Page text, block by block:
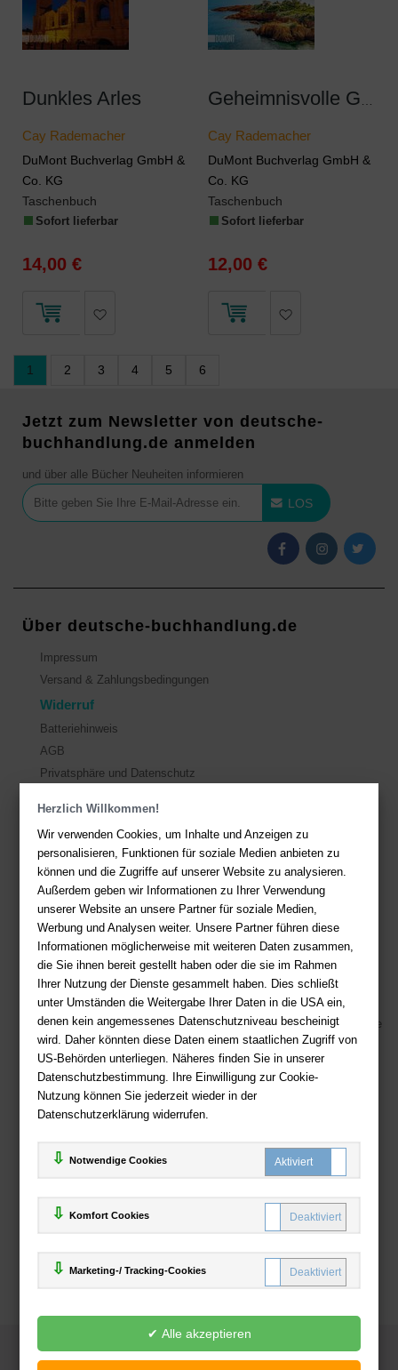
Herzlich Willkommen!
Wir verwenden Cookies, um Inhalte und Anzeigen zu
personalisieren, Funktionen für soziale Medien anbieten zu
können und die Zugriffe auf unserer Website zu analysieren.
Außerdem geben wir Informationen zu Ihrer Verwendung
unserer Website an unsere Partner für soziale Medien,
Werbung und Analysen weiter. Unsere Partner führen diese
Informationen möglicherweise mit weiteren Daten zusammen,
die Sie ihnen bereit gestellt haben oder die sie im Rahmen
Ihrer Nutzung der Dienste gesammelt haben. Dies schließt
unter Umständen die Weitergabe Ihrer Daten in die USA ein,
denen kein angemessenes Datenschutzniveau bescheinigt
wird. Daher könnten diese Daten einem staatlichen Zugriff von
US-Behörden unterliegen. Näheres finden Sie in unserer
Datenschutzbestimmung. Ihre Einwilligung zur Cookie-
Nutzung können Sie jederzeit wieder in der
Datenschutzerklärung widerrufen.
Notwendige Cookies
Komfort Cookies
Marketing-/ Tracking-Cookies
Dunkles Arles
Cay Rademacher
DuMont Buchverlag GmbH &
Co. KG
Taschenbuch
Sofort lieferbar
14,00 €
Cay Rademacher
DuMont Buchverlag GmbH &
Co. KG
Taschenbuch
Sofort lieferbar
12,00 €
1 2 3 4 5 6
Jetzt zum Newsletter von deutsche-
buchhandlung.de anmelden
und über alle Bücher Neuheiten informieren
LOS
Über deutsche-buchhandlung.de
Impressum
Versand & Zahlungsbedingungen
Widerruf
Batteriehinweis
AGB
Privatsphäre und Datenschutz
Sie haben Fragen? Hier finden Sie Antworten auf häufig gestellte
Fragen.
Fragen per E-Mail: service@deutsche-buchhandlung.de
Telefon: +49 (0)511 - 982 684 41
Ihre Vorteile bei uns
Kostenloser Versand ab 36,- EUR Bestellwert
Sicherer Online Shop und Zahlung mit SSL-Verschlüsselung
Viele Zahlungsmethoden wie PayPal, Amazon Payment, Vorkasse
Zahlweisen
Deutsche-Buchhandlung.de
www.deutsche-buchhandlung.de ist ein Angebot der